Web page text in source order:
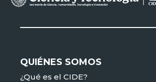
QUIÉNES SOMOS
¿Qué es el CIDE?